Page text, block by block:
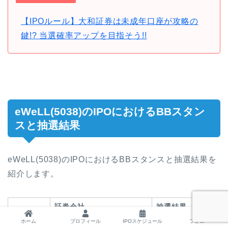
【IPOルール】大和証券は未成年口座が攻略の
鍵!? 当選確率アップを目指そう!!
eWeLL(5038)のIPOにおけるBBスタン
スと抽選結果
eWeLL(5038)のIPOにおけるBBスタンスと抽選結果を
紹介します。
証券会社 抽選結果
主幹事 大和証券 選外
ホーム プロフィール IPOスケジュール フォロー